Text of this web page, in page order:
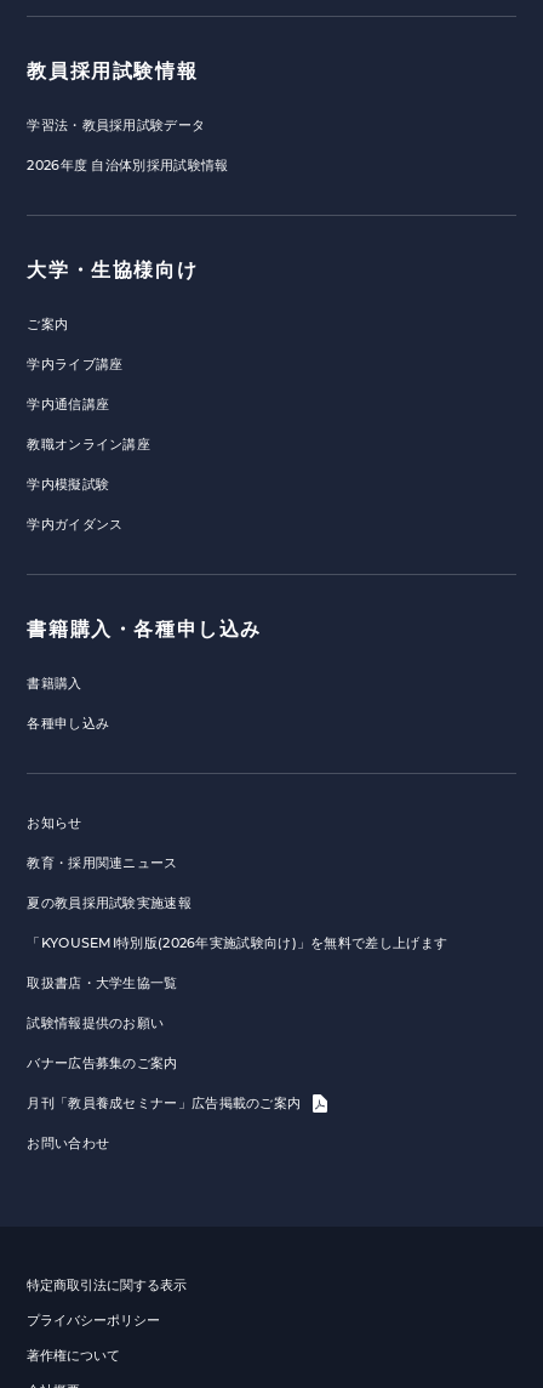
教員採用試験情報
学習法・教員採用試験データ
2026年度 自治体別採用試験情報
大学・生協様向け
ご案内
学内ライブ講座
学内通信講座
教職オンライン講座
学内模擬試験
学内ガイダンス
書籍購入・各種申し込み
書籍購入
各種申し込み
お知らせ
教育・採用関連ニュース
夏の教員採用試験実施速報
「KYOUSEMI特別版(2026年実施試験向け)」を無料で差し上げます
取扱書店・大学生協一覧
試験情報提供のお願い
バナー広告募集のご案内
月刊「教員養成セミナー」広告掲載のご案内
お問い合わせ
特定商取引法に関する表示
プライバシーポリシー
著作権について